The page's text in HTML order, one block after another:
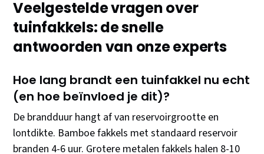
Veelgestelde vragen over
tuinfakkels: de snelle
antwoorden van onze experts
Hoe lang brandt een tuinfakkel nu echt
(en hoe beïnvloed je dit)?
De brandduur hangt af van reservoirgrootte en
lontdikte. Bamboe fakkels met standaard reservoir
branden 4-6 uur. Grotere metalen fakkels halen 8-10